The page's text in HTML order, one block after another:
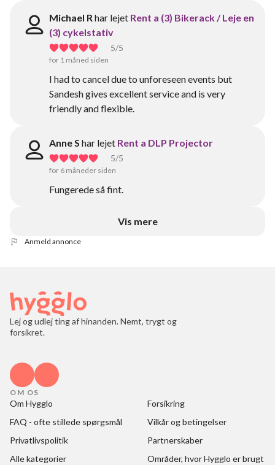
Michael Rhar lejet Rent a (3) Bikerack / Leje en
(3) cykelstativ
5/5
for 1 måned siden
I had to cancel due to unforeseen events but
Sandesh gives excellent service and is very
friendly and flexible.
Anne S har lejet Rent a DLP Projector
5/5
for 6 måneder siden
Fungerede så fint.
Vis mere
Anmeld annonce
Lej og udlej ting af hinanden. Nemt, trygt og
forsikret.
OM OS
Om Hygglo
Forsikring
FAQ - ofte stillede spørgsmål
Vilkår og betingelser
Privatlivspolitik
Partnerskaber
Alle kategorier
Områder, hvor Hygglo er brugt